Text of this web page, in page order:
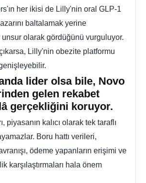
her ikisi de Lilly'nin oral GLP-1
baltalamak yerine
unsur olarak gördüğünü vurguluyor.
Lilly'nin obezite platformu
lider olsa bile, Novo
gelen rekabet
gerçekliğini koruyor.
piyasanın kalıcı olarak tek taraflı
Boru hattı verileri,
ödeme yapanların erişimi ve
karşılaştırmaları hala önem